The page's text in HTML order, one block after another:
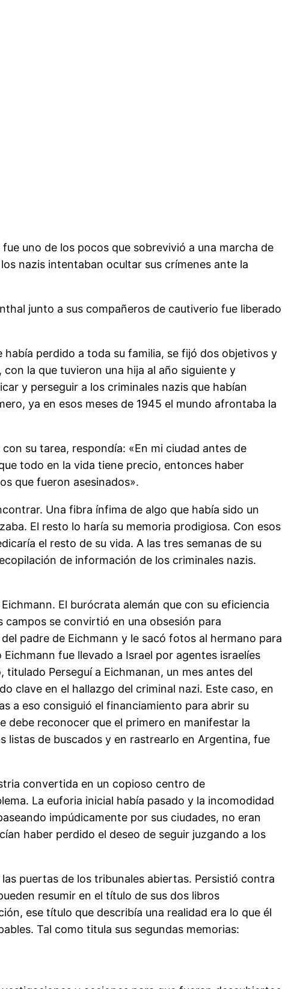
uno de los pocos que sobrevivió a una marcha de
nazis intentaban ocultar sus crímenes ante la
junto a sus compañeros de cautiverio fue liberado
perdido a toda su familia, se fijó dos objetivos y
la que tuvieron una hija al año siguiente y
y perseguir a los criminales nazis que habían
ya en esos meses de 1945 el mundo afrontaba la
su tarea, respondía: «En mi ciudad antes de
todo en la vida tiene precio, entonces haber
que fueron asesinados».
Una fibra ínfima de algo que había sido un
El resto lo haría su memoria prodigiosa. Con esos
el resto de su vida. A las tres semanas de su
de información de los criminales nazis.
El burócrata alemán que con su eficiencia
se convirtió en una obsesión para
padre de Eichmann y le sacó fotos al hermano para
fue llevado a Israel por agentes israelíes
Perseguí a Eichmanan, un mes antes del
clave en el hallazgo del criminal nazi. Este caso, en
a eso consiguió el financiamiento para abrir su
debe reconocer que el primero en manifestar la
listas de buscados y en rastrearlo en Argentina, fue
convertida en un copioso centro de
La euforia inicial había pasado y la incomodidad
impúdicamente por sus ciudades, no eran
haber perdido el deseo de seguir juzgando a los
puertas de los tribunales abiertas. Persistió contra
resumir en el título de sus dos libros
ese título que describía una realidad era lo que él
Tal como titula sus segundas memorias: